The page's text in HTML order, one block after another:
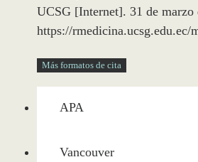
UCSG [Internet]. 31 de
https://
Más formatos de cita
APA
Vancouver